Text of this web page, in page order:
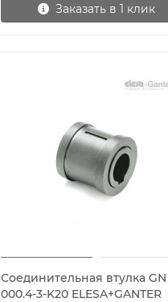
Заказать в 1 клик
Соединительная втулка GN
000.4-3-K20 ELESA+GANTER